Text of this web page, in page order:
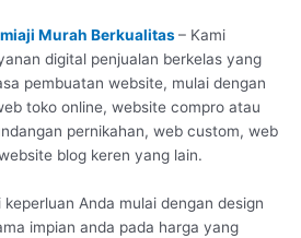
Murah Berkualitas– Kami
digital penjualan berkelas yang
pembuatan website, mulai dengan
toko online, website compro atau
pernikahan, web custom, web
blog keren yang lain.
Anda mulai dengan design
impian anda pada harga yang